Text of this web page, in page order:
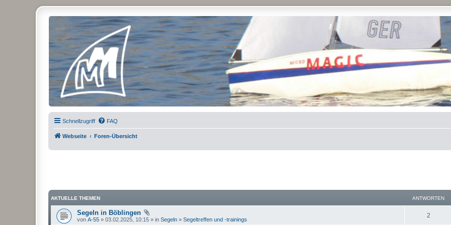
Micro Magic Forum Deutschland
Schnellzugriff FAQ
Webseite Foren-Übersicht
AKTUELLE THEMEN ANTWORTEN
Segeln in Böblingen
von A-55 » 03.02.2025, 10:15 » in Segeln » Segeltreffen und -trainings
2